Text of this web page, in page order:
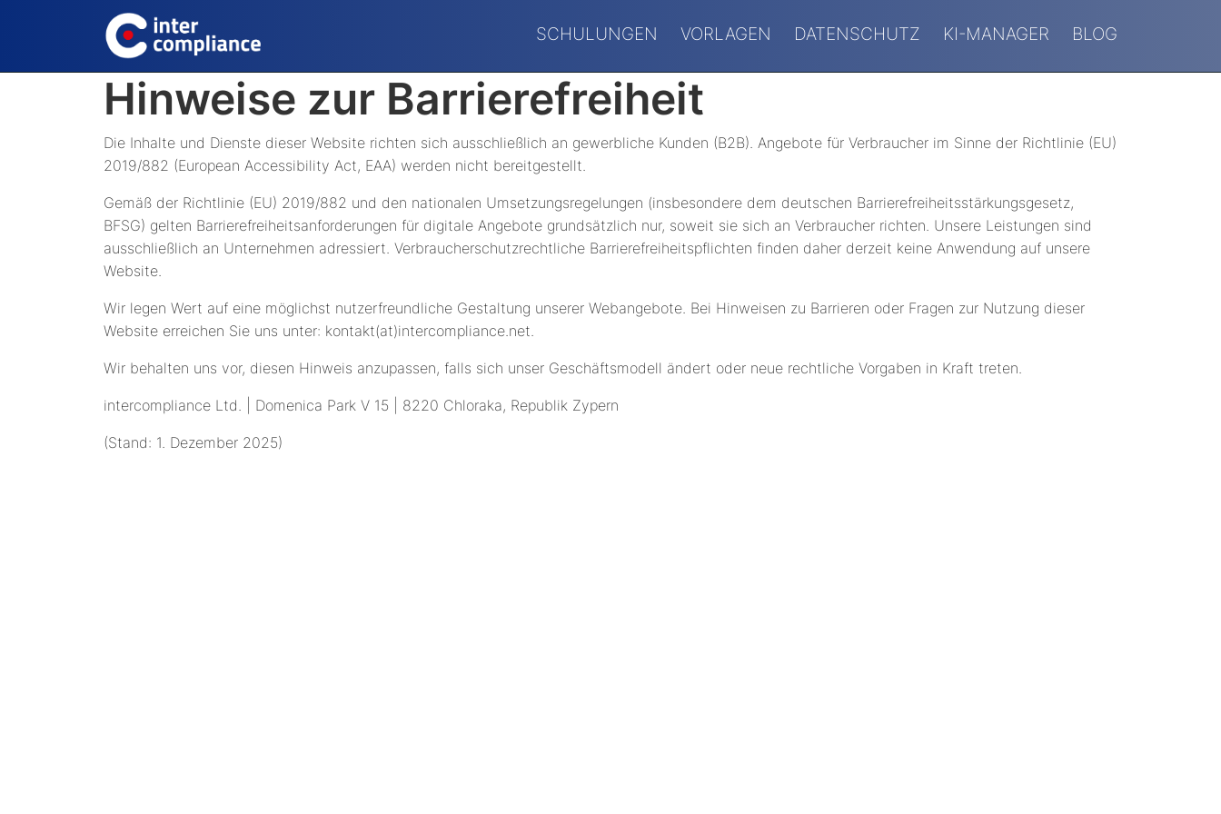
SCHULUNGEN VORLAGEN DATENSCHUTZ KI-MANAGER BLOG
Hinweise zur Barrierefreiheit
Die Inhalte und Dienste dieser Website richten sich ausschließlich an gewerbliche Kunden (B2B). Angebote für Verbraucher im Sinne der Richtlinie (EU)
2019/882 (European Accessibility Act, EAA) werden nicht bereitgestellt.
Gemäß der Richtlinie (EU) 2019/882 und den nationalen Umsetzungsregelungen (insbesondere dem deutschen Barrierefreiheitsstärkungsgesetz,
BFSG) gelten Barrierefreiheitsanforderungen für digitale Angebote grundsätzlich nur, soweit sie sich an Verbraucher richten. Unsere Leistungen sind
ausschließlich an Unternehmen adressiert. Verbraucherschutzrechtliche Barrierefreiheitspflichten finden daher derzeit keine Anwendung auf unsere
Website.
Wir legen Wert auf eine möglichst nutzerfreundliche Gestaltung unserer Webangebote. Bei Hinweisen zu Barrieren oder Fragen zur Nutzung dieser
Website erreichen Sie uns unter: kontakt(at)intercompliance.net.
Wir behalten uns vor, diesen Hinweis anzupassen, falls sich unser Geschäftsmodell ändert oder neue rechtliche Vorgaben in Kraft treten.
intercompliance Ltd. | Domenica Park V 15 | 8220 Chloraka, Republik Zypern
(Stand: 1. Dezember 2025)